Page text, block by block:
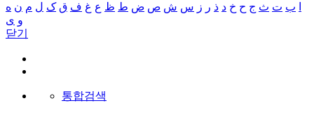
ب ت ث ج ح خ د ذ ر ز س ش ص ض ط ظ ع غ ف ق ک ل م ن ه
و ی
닫기
통합검색